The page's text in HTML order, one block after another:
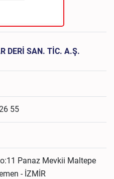
DERİ SAN. TİC. A.Ş.
55
Panaz Mevkii Maltepe
- İZMİR